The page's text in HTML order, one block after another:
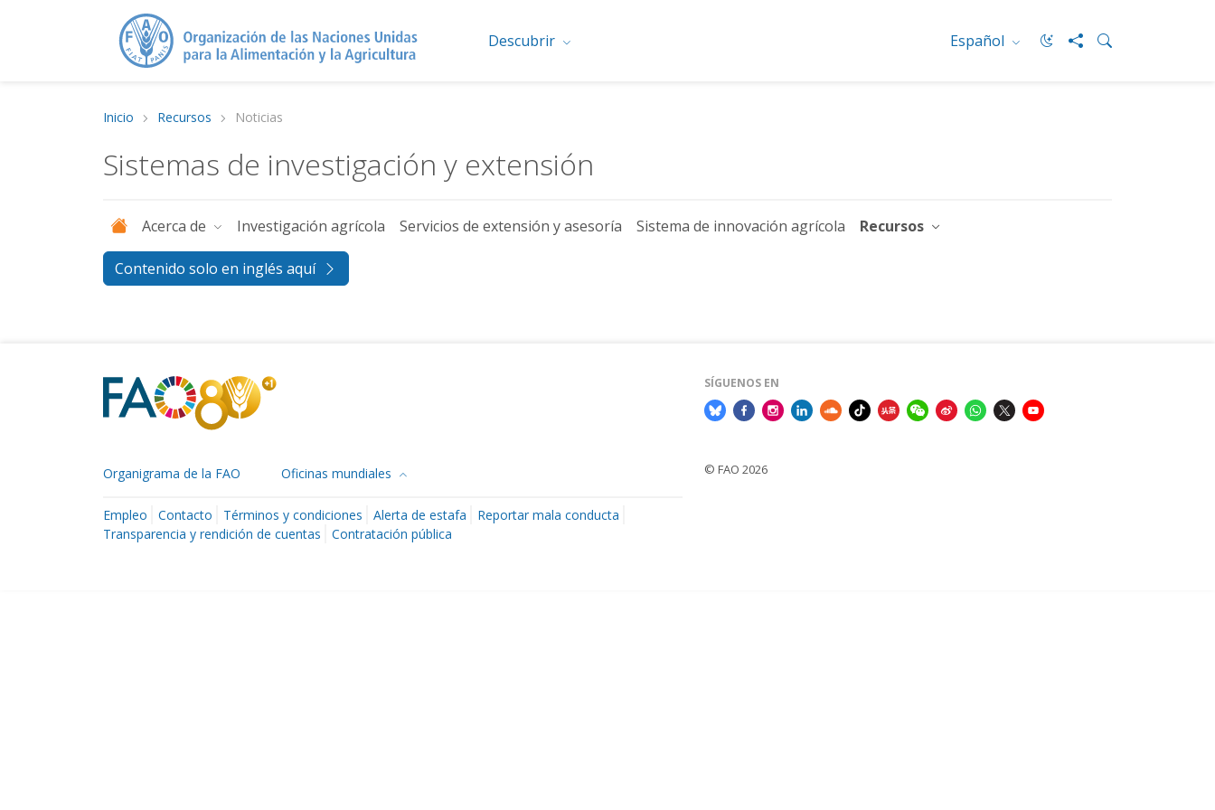
Descubrir Español
Inicio Recursos Noticias
Sistemas de investigación y extensión
Acerca de Investigación agrícola Servicios de extensión y asesoría Sistema de innovación agrícola Recursos
Contenido solo en inglés aquí
SÍGUENOS EN
Organigrama de la FAO Oficinas mundiales
Empleo Contacto Términos y condiciones Alerta de estafa
Reportar mala conducta
Transparencia y rendición de cuentas
Contratación pública
© FAO 2026